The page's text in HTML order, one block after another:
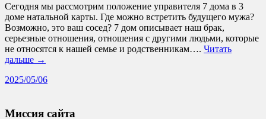
Сегодня мы рассмотрим положение управителя 7 дома в 3
доме натальной карты. Где можно встретить будущего мужа?
Возможно, это ваш сосед? 7 дом описывает наш брак,
серьезные отношения, отношения с другими людьми, которые
не относятся к нашей семье и родственникам…. Читать
дальше →
2025/05/06
Миссия сайта